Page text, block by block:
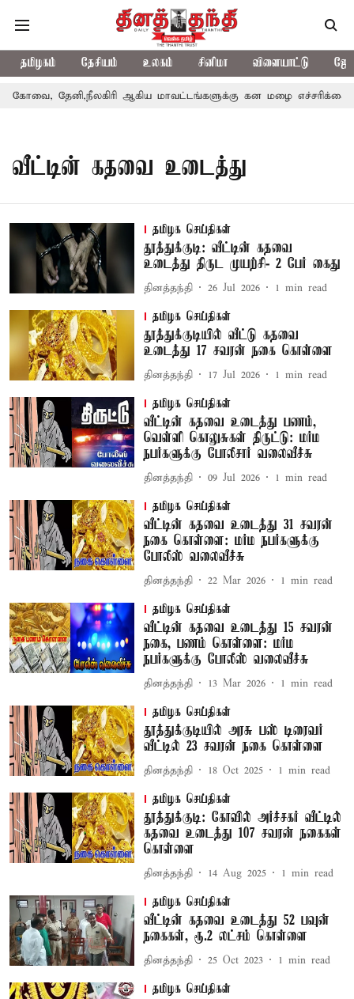
தமிழகம் தேசியம் உலகம் சினிமா விளையாட்டு
கோவை, தேனி,நீலகிரி ஆகிய மாவட்டங்களுக்கு கன மழை எச்சரிக்கை
வீட்டின் கதவை உடைத்து
தமிழக செய்திகள்
தூத்துக்குடி: வீட்டின் கதவை
உடைத்து திருட முயற்சி- 2 பேர் கைது
தினத்தந்தி 26 Jul 2026 1 min read
தமிழக செய்திகள்
தூத்துக்குடியில் வீட்டு கதவை
உடைத்து 17 சவரன் நகை கொள்ளை
தினத்தந்தி 17 Jul 2026 1 min read
தமிழக செய்திகள்
வீட்டின் கதவை உடைத்து பணம்,
வெள்ளி கொலுசுகள் திருட்டு: மர்ம
நபர்களுக்கு போலீசார் வலைவீச்சு
தினத்தந்தி 09 Jul 2026 1 min read
தமிழக செய்திகள்
வீட்டின் கதவை உடைத்து 31 சவரன்
நகை கொள்ளை: மர்ம நபர்களுக்கு
போலீஸ் வலைவீச்சு
தினத்தந்தி 22 Mar 2026 1 min read
தமிழக செய்திகள்
வீட்டின் கதவை உடைத்து 15 சவரன்
நகை, பணம் கொள்ளை: மர்ம
நபர்களுக்கு போலீஸ் வலைவீச்சு
தினத்தந்தி 13 Mar 2026 1 min read
தமிழக செய்திகள்
தூத்துக்குடியில் அரசு பஸ் டிரைவர்
வீட்டில் 23 சவரன் நகை கொள்ளை
தினத்தந்தி 18 Oct 2025 1 min read
தமிழக செய்திகள்
தூத்துக்குடி: கோவில் அர்ச்சகர் வீட்டில்
கதவை உடைத்து 107 சவரன் நகைகள்
கொள்ளை
தினத்தந்தி 14 Aug 2025 1 min read
தமிழக செய்திகள்
வீட்டின் கதவை உடைத்து 52 பவுன்
நகைகள், ரூ.2 லட்சம் கொள்ளை
தினத்தந்தி 25 Oct 2023 1 min read
தமிழக செய்திகள்